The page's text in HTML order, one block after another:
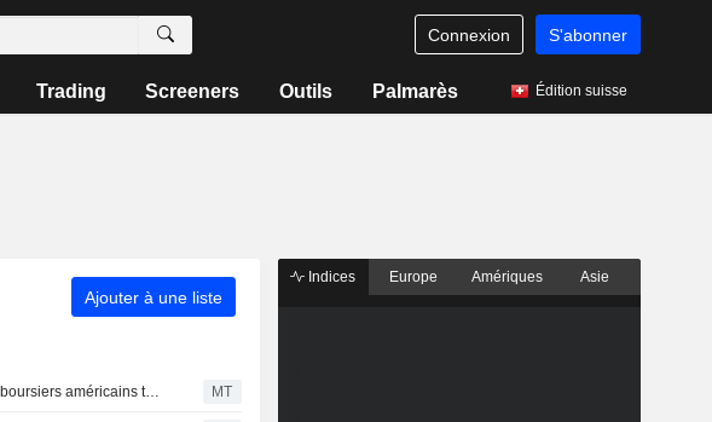
Connexion S'abonner
Trading Screeners Outils Palmarès Édition suisse
Ajouter à une liste
Les indices boursiers américains terminent en ordre dispersé, plombés par les méga-capitalisations de la tech et des télécoms ; une issue se dessine pour le détroit d'Ormuz MT
Indices Europe Amériques Asie